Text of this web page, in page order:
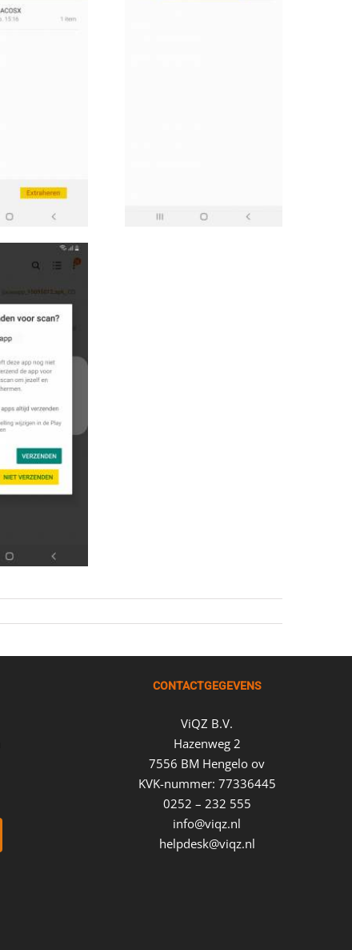
CONTACTGEGEVENS
ViQZ B.V.
Hazenweg 2
7556 BM Hengelo ov
KVK-nummer: 77336445
0252 – 232 555
info@viqz.nl
helpdesk@viqz.nl